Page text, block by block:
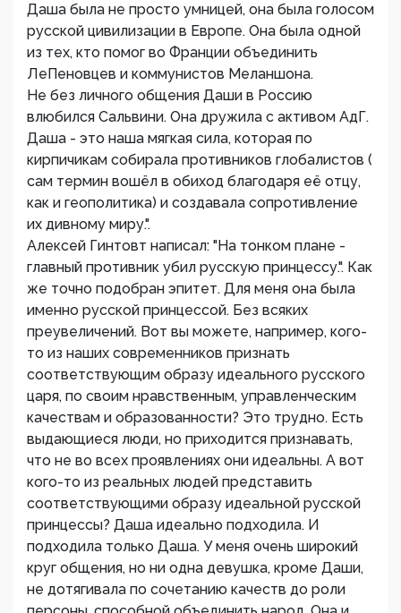
Даша была не просто умницей, она была голосом
русской цивилизации в Европе. Она была одной
из тех, кто помог во Франции объединить
ЛеПеновцев и коммунистов Меланшона.
Не без личного общения Даши в Россию
влюбился Сальвини. Она дружила с активом АдГ.
Даша - это наша мягкая сила, которая по
кирпичикам собирала противников глобалистов (
сам термин вошёл в обиход благодаря её отцу,
как и геополитика) и создавала сопротивление
их дивному миру.".
Алексей Гинтовт написал: "На тонком плане -
главный противник убил русскую принцессу.". Как
же точно подобран эпитет. Для меня она была
именно русской принцессой. Без всяких
преувеличений. Вот вы можете, например, кого-
то из наших современников признать
соответствующим образу идеального русского
царя, по своим нравственным, управленческим
качествам и образованности? Это трудно. Есть
выдающиеся люди, но приходится признавать,
что не во всех проявлениях они идеальны. А вот
кого-то из реальных людей представить
соответствующими образу идеальной русской
принцессы? Даша идеально подходила. И
подходила только Даша. У меня очень широкий
круг общения, но ни одна девушка, кроме Даши,
не дотягивала по сочетанию качеств до роли